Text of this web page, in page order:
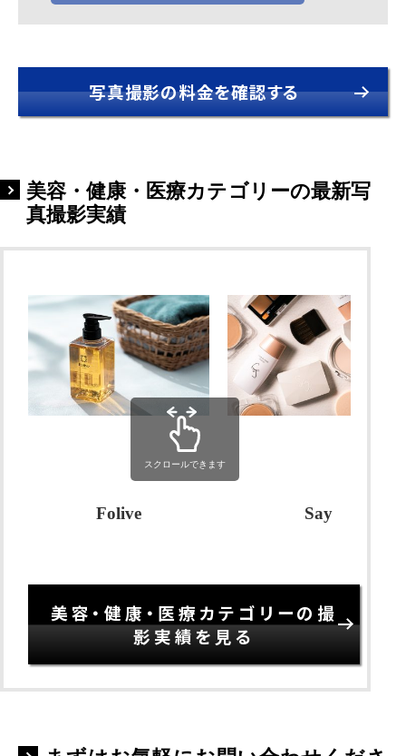
写真撮影の料金を確認する
美容・健康・医療カテゴリーの最新写
真撮影実績
Folive Say
スクロールできます
美容・健康・医療カテゴリーの撮
影実績を見る